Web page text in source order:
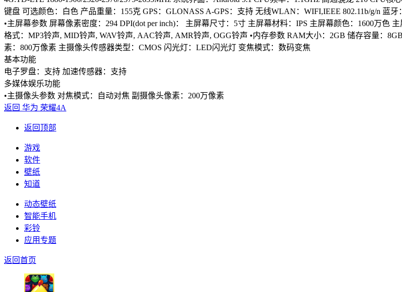
键盘 可选颜色：白色 产品重量：155克 GPS：GLONASS A-GPS：支持 无线WLAN：WIFI,IEEE 802.11b/g/n 蓝牙
•主屏幕参数 屏幕像素密度：294 DPI(dot per inch)： 主屏幕尺寸：5寸 主屏幕材料：IPS 主屏幕颜色：1600万色 主
格式：MP3铃声, MID铃声, WAV铃声, AAC铃声, AMR铃声, OGG铃声 •内存参数 RAM大小：2GB 储存容量：8GB
素：800万像素 主摄像头传感器类型：CMOS 闪光灯：LED闪光灯 变焦模式：数码变焦
基本功能
电子罗盘：支持 加速传感器：支持
多媒体娱乐功能
•主摄像头参数 对焦模式：自动对焦 副摄像头像素：200万像素
返回 华为 荣耀4A
返回顶部
游戏
软件
壁纸
知道
动态壁纸
智能手机
彩铃
应用专题
返回首页